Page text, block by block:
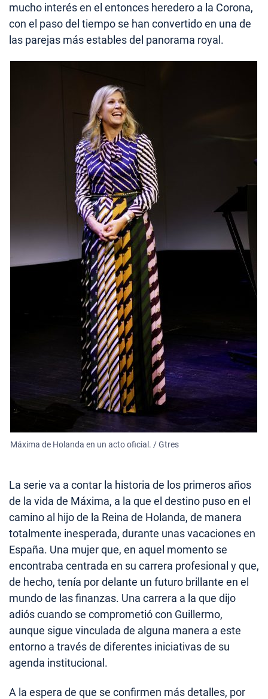
mucho interés en el entonces heredero a la Corona,
con el paso del tiempo se han convertido en una de
las parejas más estables del panorama royal.
Máxima de Holanda en un acto oficial. / Gtres
La serie va a contar la historia de los primeros años
de la vida de Máxima, a la que el destino puso en el
camino al hijo de la Reina de Holanda, de manera
totalmente inesperada, durante unas vacaciones en
España. Una mujer que, en aquel momento se
encontraba centrada en su carrera profesional y que,
de hecho, tenía por delante un futuro brillante en el
mundo de las finanzas. Una carrera a la que dijo
adiós cuando se comprometió con Guillermo,
aunque sigue vinculada de alguna manera a este
entorno a través de diferentes iniciativas de su
agenda institucional.
A la espera de que se confirmen más detalles, por